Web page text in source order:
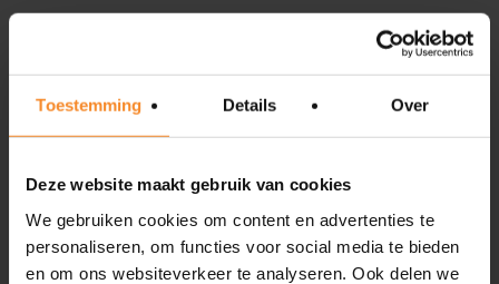
Toestemming Details Over
Deze website maakt gebruik van cookies
We gebruiken cookies om content en advertenties te
personaliseren, om functies voor social media te bieden
en om ons websiteverkeer te analyseren. Ook delen we
Inspiratie
Artikelen
Evenementen
Friend of Intenza